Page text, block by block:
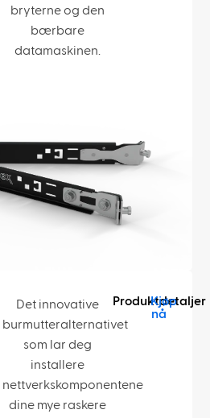
bryterne og den
bærbare
datamaskinen.
Det innovative
burmutteralternativet
som lar deg
installere
nettverkskomponentene
dine mye raskere
Produktdetaljer
Kjøp
nå